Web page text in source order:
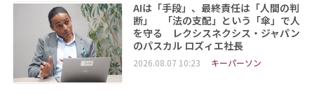
AIは「手段」、最終責任は「人間の判
断」 「法の支配」という「傘」で人
を守る レクシスネクシス・ジャパン
のパスカル ロズィエ社長
2026.08.07 10:23 キーパーソン